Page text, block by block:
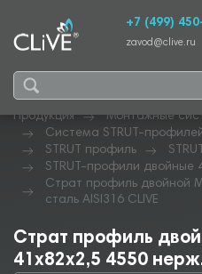
+7 (499)
zavod@clive.ru
Продукция
Монтажные
Система STRUT-
STRUT профиль
STRUT-профили двойные
Страт профиль двойной
сталь AISI316 CLIVE
Страт профиль
41х82х2,5 4550